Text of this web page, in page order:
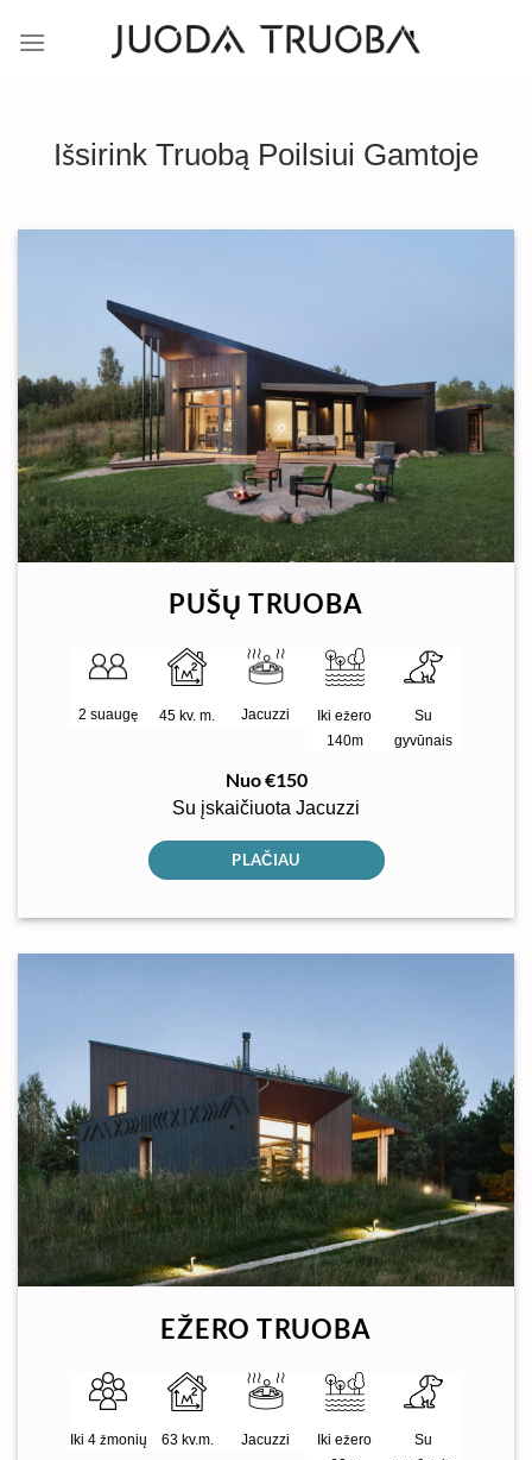
Išsirink Truobą Poilsiui Gamtoje
PUŠŲ TRUOBA
2 suaugę 45 kv. m. Jacuzzi
Iki ežero
140m
Su
gyvūnais
Nuo €150
Su įskaičiuota Jacuzzi
PLAČIAU
EŽERO TRUOBA
Iki 4 žmonių 63 kv.m. Jacuzzi
Iki ežero
Su